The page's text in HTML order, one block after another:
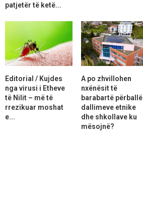
patjetër të ketë...
Editorial / Kujdes
nga virusi i Etheve
të Nilit – më të
rrezikuar moshat
e...
A po zhvillohen
nxënësit të
barabartë përballë
dallimeve etnike
dhe shkollave ku
mësojnë?